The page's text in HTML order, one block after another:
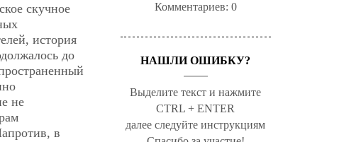
скучное
история
до
не
в
Комментариев: 0
НАШЛИ ОШИБКУ?
Выделите текст и нажмите
CTRL + ENTER
далее следуйте инструкциям